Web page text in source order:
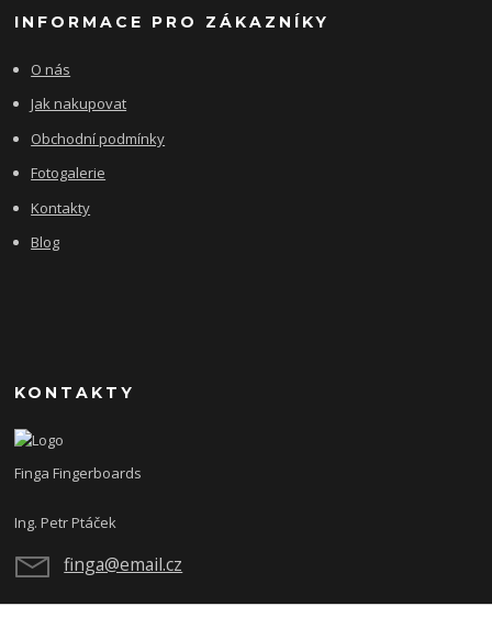
INFORMACE PRO ZÁKAZNÍKY
O nás
Jak nakupovat
Obchodní podmínky
Fotogalerie
Kontakty
Blog
KONTAKTY
Finga Fingerboards
Ing. Petr Ptáček
finga@email.cz